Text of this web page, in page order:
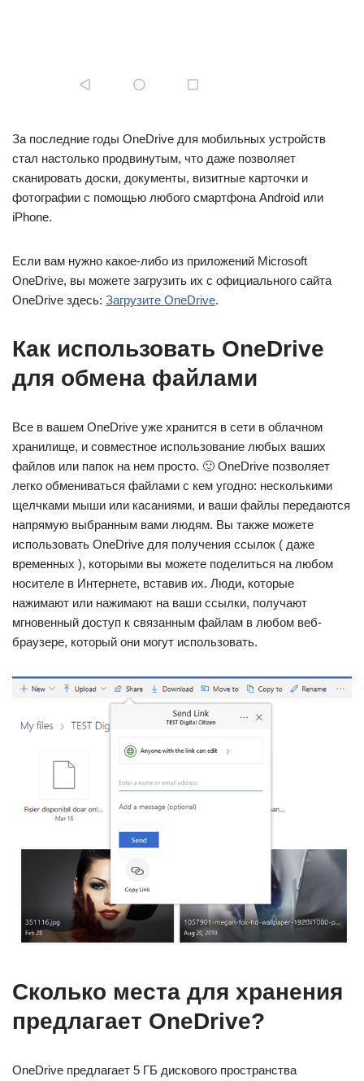
За последние годы OneDrive для мобильных устройств
стал настолько продвинутым, что даже позволяет
сканировать доски, документы, визитные карточки и
фотографии с помощью любого смартфона Android или
iPhone.
Если вам нужно какое-либо из приложений Microsoft
OneDrive, вы можете загрузить их с официального сайта
OneDrive здесь: Загрузите OneDrive.
Как использовать OneDrive
для обмена файлами
Все в вашем OneDrive уже хранится в сети в облачном
хранилище, и совместное использование любых ваших
файлов или папок на нем просто. 🙂 OneDrive позволяет
легко обмениваться файлами с кем угодно: несколькими
щелчками мыши или касаниями, и ваши файлы передаются
напрямую выбранным вами людям. Вы также можете
использовать OneDrive для получения ссылок ( даже
временных ), которыми вы можете поделиться на любом
носителе в Интернете, вставив их. Люди, которые
нажимают или нажимают на ваши ссылки, получают
мгновенный доступ к связанным файлам в любом веб-
браузере, который они могут использовать.
Сколько места для хранения
предлагает OneDrive?
OneDrive предлагает 5 ГБ дискового пространства